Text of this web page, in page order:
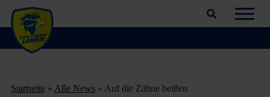
Suchfeld öffnen
Startseite » Alle News » Auf die Zähne beißen